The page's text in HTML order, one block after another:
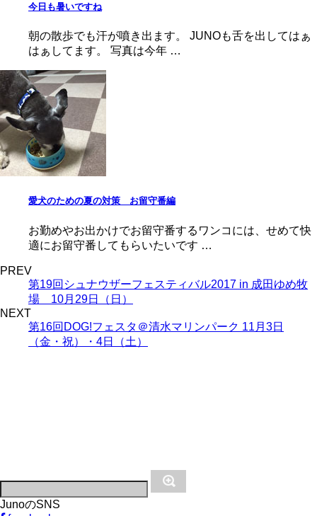
今日も暑いですね
朝の散歩でも汗が噴き出ます。 JUNOも舌を出してはぁ
はぁしてます。 写真は今年 …
愛犬のための夏の対策 お留守番編
お勤めやお出かけでお留守番するワンコには、せめて快
適にお留守番してもらいたいです …
PREV
第19回シュナウザーフェスティバル2017 in 成田ゆめ牧
場 10月29日（日）
NEXT
第16回DOG!フェスタ＠清水マリンパーク 11月3日
（金・祝）・4日（土）
JunoのSNS